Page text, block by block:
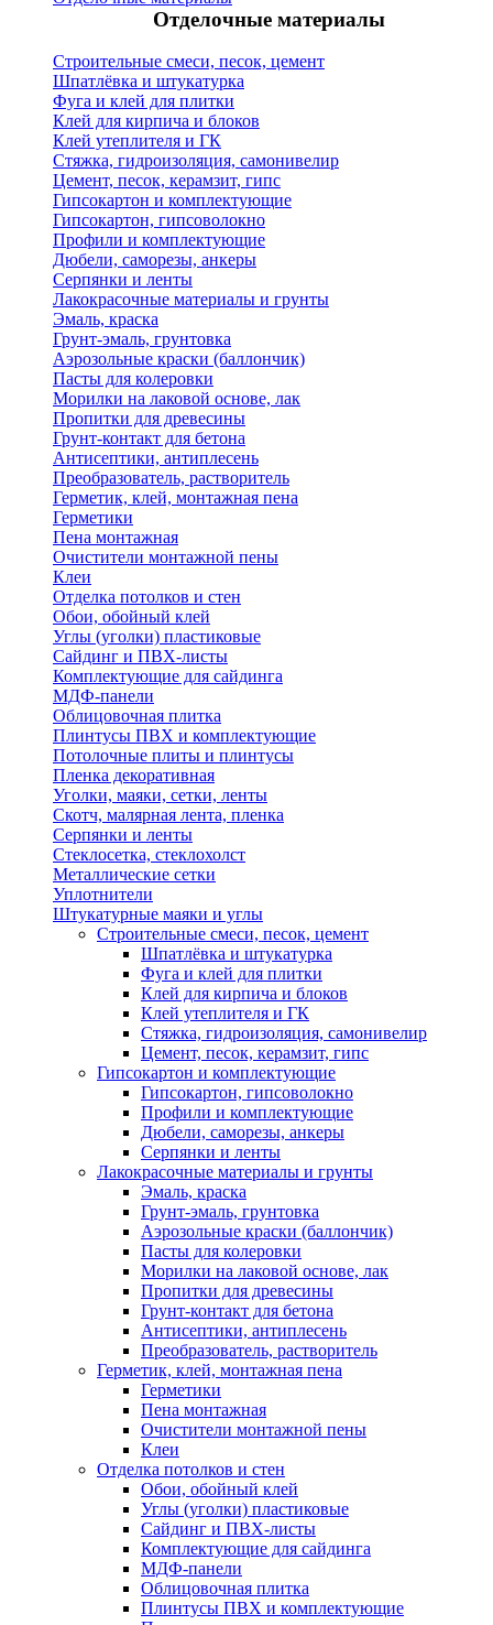
Отделочные материалы
Строительные смеси, песок, цемент
Шпатлёвка и штукатурка
Фуга и клей для плитки
Клей для кирпича и блоков
Клей утеплителя и ГК
Стяжка, гидроизоляция, самонивелир
Цемент, песок, керамзит, гипс
Гипсокартон и комплектующие
Гипсокартон, гипсоволокно
Профили и комплектующие
Дюбели, саморезы, анкеры
Серпянки и ленты
Лакокрасочные материалы и грунты
Эмаль, краска
Грунт-эмаль, грунтовка
Аэрозольные краски (баллончик)
Пасты для колеровки
Морилки на лаковой основе, лак
Пропитки для древесины
Грунт-контакт для бетона
Антисептики, антиплесень
Преобразователь, растворитель
Герметик, клей, монтажная пена
Герметики
Пена монтажная
Очистители монтажной пены
Клеи
Отделка потолков и стен
Обои, обойный клей
Углы (уголки) пластиковые
Сайдинг и ПВХ-листы
Комплектующие для сайдинга
МДФ-панели
Облицовочная плитка
Плинтусы ПВХ и комплектующие
Потолочные плиты и плинтусы
Пленка декоративная
Уголки, маяки, сетки, ленты
Скотч, малярная лента, пленка
Серпянки и ленты
Стеклосетка, стеклохолст
Металлические сетки
Уплотнители
Штукатурные маяки и углы
Строительные смеси, песок, цемент
Шпатлёвка и штукатурка
Фуга и клей для плитки
Клей для кирпича и блоков
Клей утеплителя и ГК
Стяжка, гидроизоляция, самонивелир
Цемент, песок, керамзит, гипс
Гипсокартон и комплектующие
Гипсокартон, гипсоволокно
Профили и комплектующие
Дюбели, саморезы, анкеры
Серпянки и ленты
Лакокрасочные материалы и грунты
Эмаль, краска
Грунт-эмаль, грунтовка
Аэрозольные краски (баллончик)
Пасты для колеровки
Морилки на лаковой основе, лак
Пропитки для древесины
Грунт-контакт для бетона
Антисептики, антиплесень
Преобразователь, растворитель
Герметик, клей, монтажная пена
Герметики
Пена монтажная
Очистители монтажной пены
Клеи
Отделка потолков и стен
Обои, обойный клей
Углы (уголки) пластиковые
Сайдинг и ПВХ-листы
Комплектующие для сайдинга
МДФ-панели
Облицовочная плитка
Плинтусы ПВХ и комплектующие